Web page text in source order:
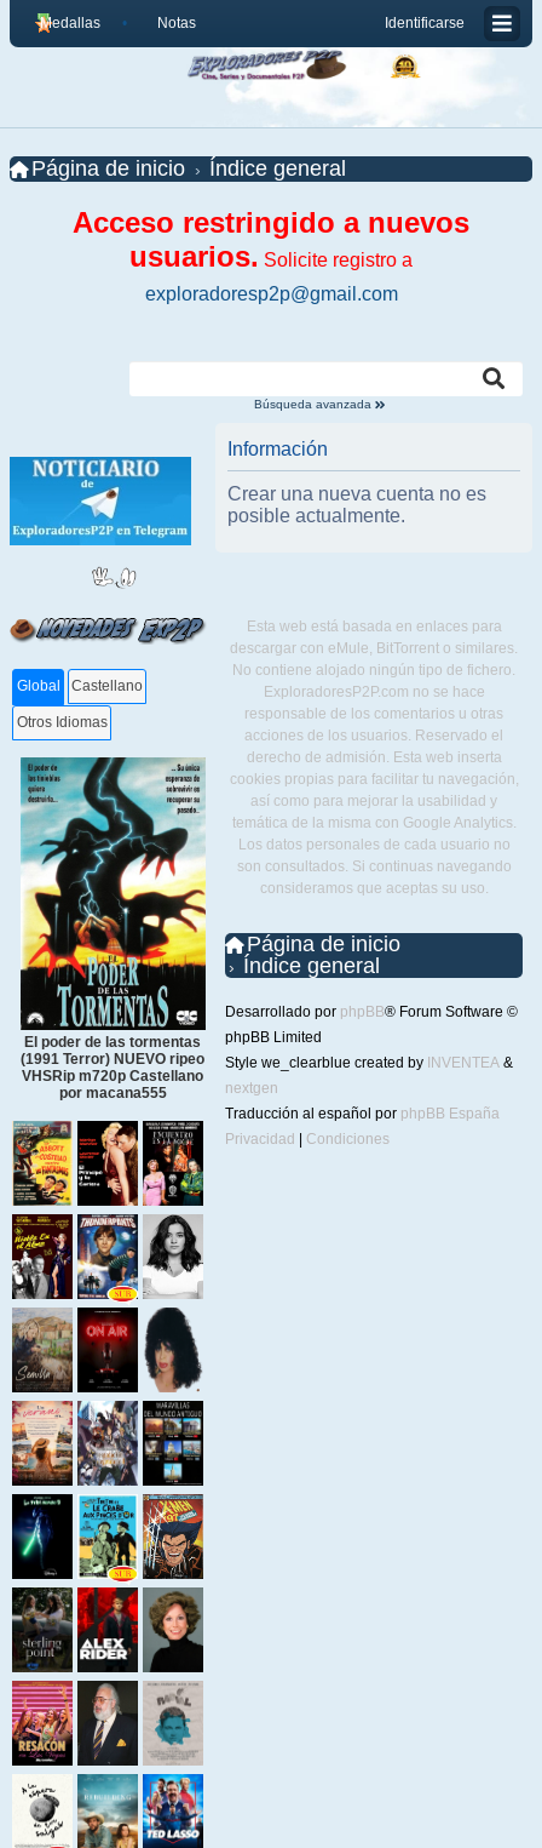
Identificarse
Medallas Notas
Página de inicio Índice general
Acceso restringido a nuevos
usuarios. Solicite registro a
exploradoresp2p@gmail.com
Búsqueda avanzada
Global Castellano
Otros Idiomas
El poder de las tormentas
(1991 Terror) NUEVO ripeo
VHSRip m720p Castellano
por macana555
Información
Crear una nueva cuenta no es
posible actualmente.
Esta web está basada en enlaces para
descargar con eMule, BitTorrent o similares.
No contiene alojado ningún tipo de fichero.
ExploradoresP2P.com no se hace
responsable de los comentarios u otras
acciones de los usuarios. Reservado el
derecho de admisión. Esta web inserta
cookies propias para facilitar tu navegación,
así como para mejorar la usabilidad y
temática de la misma con Google Analytics.
Los datos personales de cada usuario no
son consultados. Si continuas navegando
consideramos que aceptas su uso.
Página de inicio
Índice general
Desarrollado por phpBB® Forum Software ©
phpBB Limited
Style we_clearblue created by INVENTEA &
nextgen
Traducción al español por phpBB España
Privacidad | Condiciones